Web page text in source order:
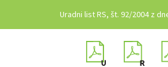
Uradni list RS, št. 92/2004 z